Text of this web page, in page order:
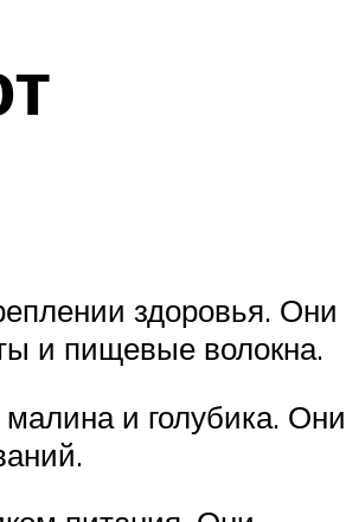
здоровья. Они
и пищевые волокна.
и голубика. Они